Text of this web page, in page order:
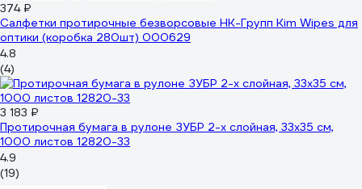
374 ₽
Салфетки протирочные безворсовые НК-Групп Kim Wipes для
оптики (коробка 280шт) 000629
4.8
(4)
3 183 ₽
Протирочная бумага в рулоне ЗУБР 2-х слойная, 33х35 см,
1000 листов 12820-33
4.9
(19)